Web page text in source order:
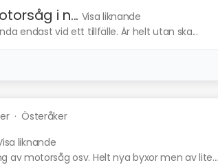
i n... Visa liknande
endast vid ett tillfälle. Är helt utan ska...
·Österåker
liknande
av motorsåg osv. Helt nya byxor men av lite...